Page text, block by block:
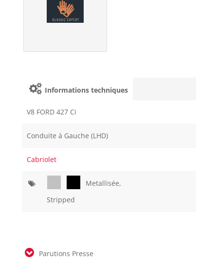
Informations techniques
V8 FORD 427 Ci
Conduite à Gauche (LHD)
Cabriolet
Metallisée,
Stripped
Parutions Presse